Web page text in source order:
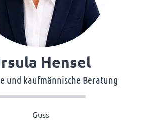
Hensel
und kaufmännische Beratung
Guss